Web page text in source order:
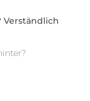
Verständlich